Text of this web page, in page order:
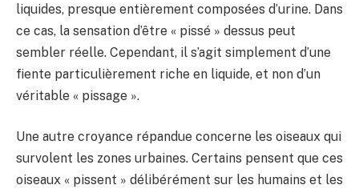
liquides, presque entièrement composées d’urine. Dans
ce cas, la sensation d’être « pissé » dessus peut
sembler réelle. Cependant, il s’agit simplement d’une
fiente particulièrement riche en liquide, et non d’un
véritable « pissage ».
Une autre croyance répandue concerne les oiseaux qui
survolent les zones urbaines. Certains pensent que ces
oiseaux « pissent » délibérément sur les humains et les